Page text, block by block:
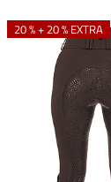
20 % + 20 % EXTRA